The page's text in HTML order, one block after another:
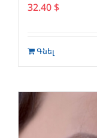
32.40 $
Գնել